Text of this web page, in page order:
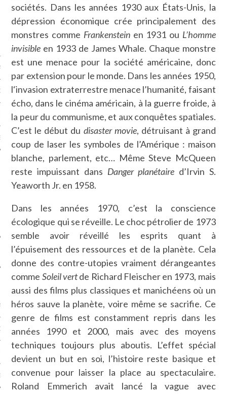
CARAVELLE
PODCAST
SUIVEZ-NOUS
CARAVELLE
CARAVELLE
PODCAST
sociétés. Dans les années 1930 aux États-Unis, la
dépression économique crée principalement des
monstres comme Frankenstein en 1931 ou L’homme
invisible en 1933 de James Whale. Chaque monstre
est une menace pour la société américaine, donc
par extension pour le monde. Dans les années 1950,
l‘invasion extraterrestre menace l’humanité, faisant
écho, dans le cinéma américain, à la guerre froide, à
la peur du communisme, et aux conquêtes spatiales.
C’est le début du disaster movie, détruisant à grand
coup de laser les symboles de l’Amérique : maison
blanche, parlement, etc… Même Steve McQueen
reste impuissant dans Danger planétaire d’Irvin S.
Yeaworth Jr. en 1958.
Dans les années 1970, c’est la conscience
écologique qui se réveille. Le choc pétrolier de 1973
semble avoir réveillé les esprits quant à
l’épuisement des ressources et de la planète. Cela
donne des contre-utopies vraiment dérangeantes
comme Soleil vertde Richard Fleischer en 1973, mais
aussi des films plus classiques et manichéens où un
héros sauve la planète, voire même se sacrifie. Ce
genre de films est constamment repris dans les
années 1990 et 2000, mais avec des moyens
techniques toujours plus aboutis. L’effet spécial
devient un but en soi, l’histoire reste basique et
convenue pour laisser la place au spectaculaire.
Roland Emmerich avait lancé la vague avec